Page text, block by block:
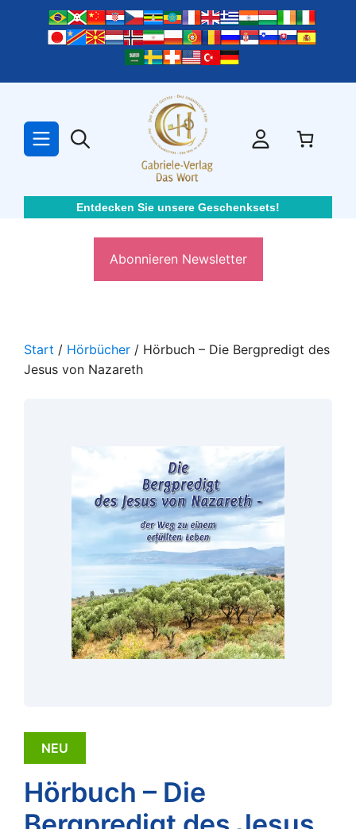
springen
Entdecken Sie unsere Geschenksets!
Abonnieren Newsletter
Start / Hörbücher / Hörbuch – Die Bergpredigt des
Jesus von Nazareth
NEU
Hörbuch – Die